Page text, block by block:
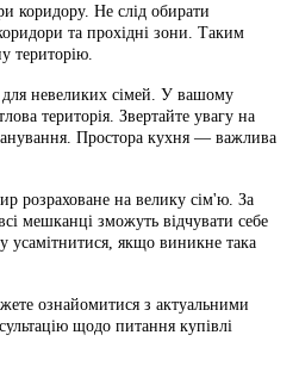
коридору. Не слід обирати
та прохідні зони. Таким
територію.
для невеликих сімей. У вашому
територія. Звертайте увагу на
Простора кухня — важлива
розраховане на велику сім'ю. За
мешканці зможуть відчувати себе
усамітнитися, якщо виникне така
ознайомитися з актуальними
щодо питання купівлі